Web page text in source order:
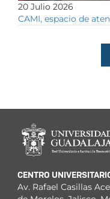
20 Julio 2026
CAMI, espacio de
CENTRO
Av. Rafael Casillas